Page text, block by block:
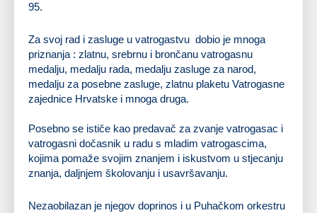
95.
Za svoj rad i zasluge u vatrogastvu dobio je mnoga
priznanja : zlatnu, srebrnu i brončanu vatrogasnu
medalju, medalju rada, medalju zasluge za narod,
medalju za posebne zasluge, zlatnu plaketu Vatrogasne
zajednice Hrvatske i mnoga druga.
Posebno se ističe kao predavač za zvanje vatrogasac i
vatrogasni dočasnik u radu s mladim vatrogascima,
kojima pomaže svojim znanjem i iskustvom u stjecanju
znanja, daljnjem školovanju i usavršavanju.
Nezaobilazan je njegov doprinos i u Puhačkom orkestru